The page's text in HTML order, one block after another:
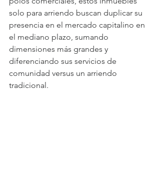
solo para arriendo buscan duplicar su
presencia en el mercado capitalino en
el mediano plazo, sumando
dimensiones más grandes y
diferenciando sus servicios de
comunidad versus un arriendo
tradicional.